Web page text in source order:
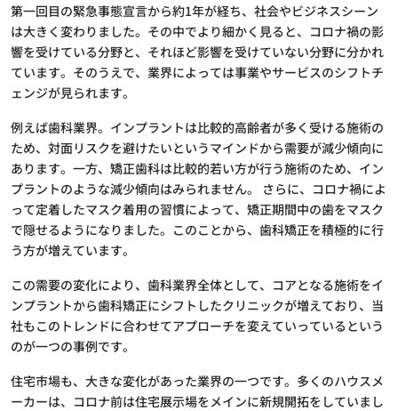
第一回目の緊急事態宣言から約1年が経ち、社会やビジネスシーン
は大きく変わりました。その中でより細かく見ると、コロナ禍の影
響を受けている分野と、それほど影響を受けていない分野に分かれ
ています。そのうえで、業界によっては事業やサービスのシフトチ
ェンジが見られます。
例えば歯科業界。インプラントは比較的高齢者が多く受ける施術の
ため、対面リスクを避けたいというマインドから需要が減少傾向に
あります。一方、矯正歯科は比較的若い方が行う施術のため、イン
プラントのような減少傾向はみられません。 さらに、コロナ禍によ
って定着したマスク着用の習慣によって、矯正期間中の歯をマスク
で隠せるようになりました。このことから、歯科矯正を積極的に行
う方が増えています。
この需要の変化により、歯科業界全体として、コアとなる施術をイ
ンプラントから歯科矯正にシフトしたクリニックが増えており、当
社もこのトレンドに合わせてアプローチを変えていっているという
のが一つの事例です。
住宅市場も、大きな変化があった業界の一つです。多くのハウスメ
ーカーは、コロナ前は住宅展示場をメインに新規開拓をしていまし